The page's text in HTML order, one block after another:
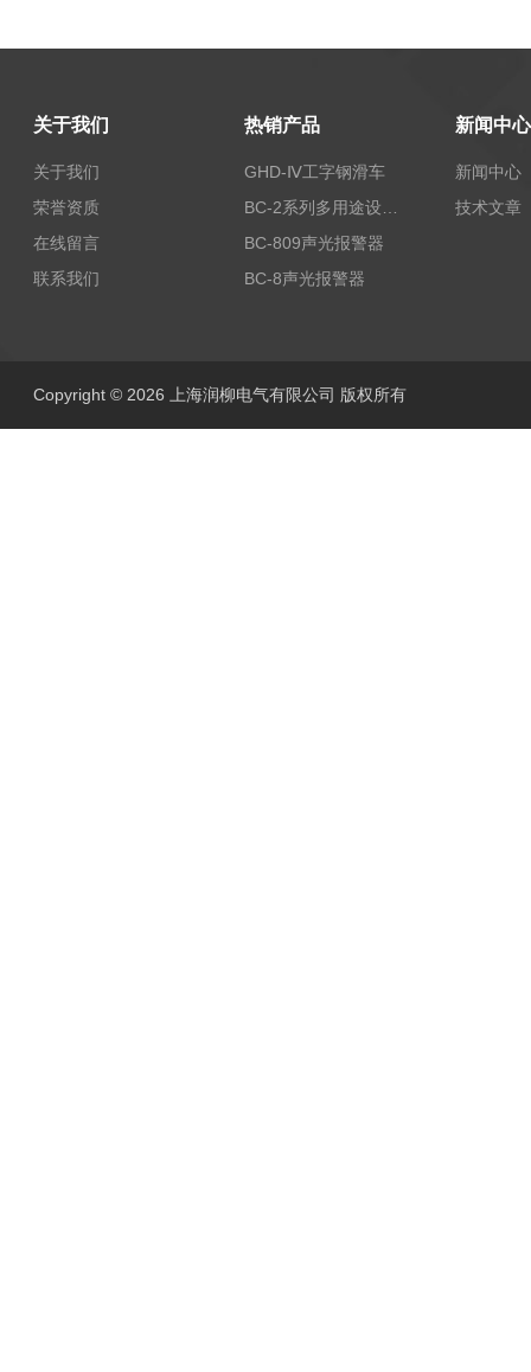
关于我们
关于我们
荣誉资质
在线留言
联系我们
热销产品
GHD-Ⅳ工字钢滑车
BC-809声光报警器
BC-8声光报警器
新闻中心
新闻中心
技术文章
Copyright © 2026 上海润柳电气有限公司 版权所有